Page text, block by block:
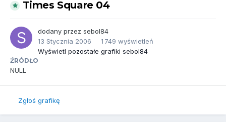
Times Square 04
dodany przez sebol84
13 Stycznia 2006
1 749 wyświetleń
Wyświetl pozostałe grafiki sebol84
ŹRÓDŁO
NULL
Zgłoś grafikę